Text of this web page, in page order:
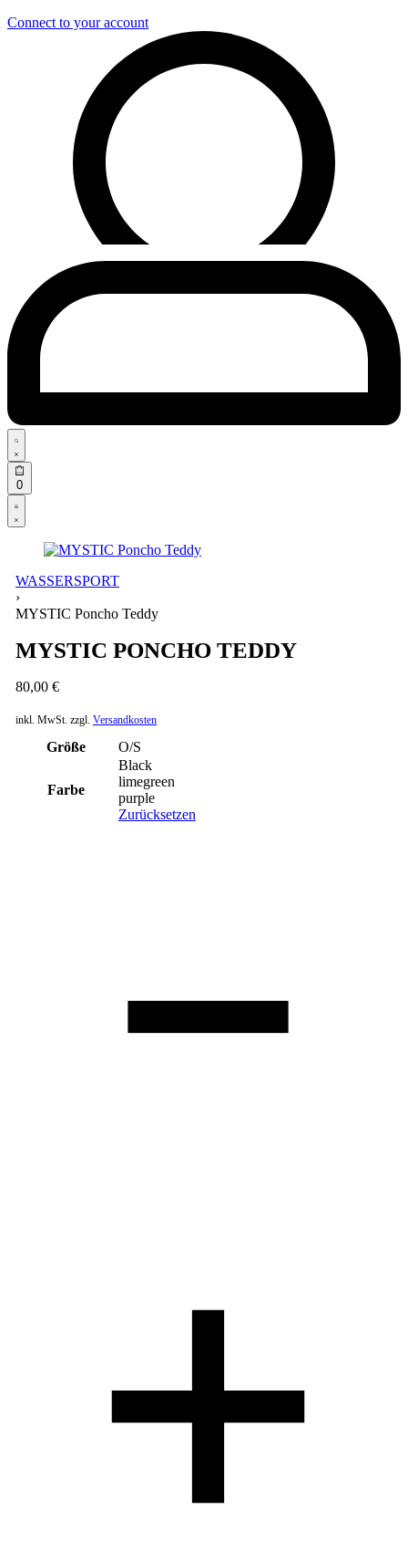
Connect to your account
Search
open
0Open
cart
Open
Account
details
WASSERSPORT
›
MYSTIC Poncho Teddy
MYSTIC PONCHO TEDDY
80,00 €
inkl. MwSt. zzgl. Versandkosten
Größe O/S
Farbe
Black
limegreen
purple
Zurücksetzen